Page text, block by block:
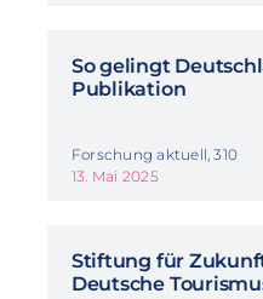
So gelingt
Publikation
Forschung aktuell, 310
13. Mai 2025
Stiftung für
Deutsche